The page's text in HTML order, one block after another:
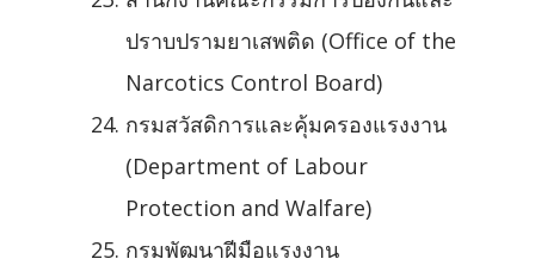
ปราบปรามยาเสพติด (Office of the
Narcotics Control Board)
กรมสวัสดิการและคุ้มครองแรงงาน
(Department of Labour
Protection and Walfare)
กรมพัฒนาฝีมือแรงงาน